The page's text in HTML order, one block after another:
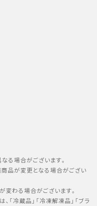
る場合がございます。
商品が変更となる場合がござい
変わる場合がございます。
「冷蔵品」「冷凍解凍品」「ブラ